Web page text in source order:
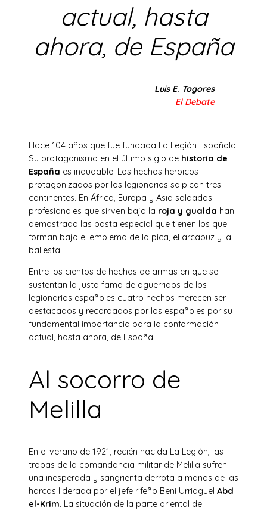
actual, hasta
ahora, de España
Luis E. Togores
El Debate
Hace 104 años que fue fundada La Legión Española.
Su protagonismo en el último siglo de historia de
España es indudable. Los hechos heroicos
protagonizados por los legionarios salpican tres
continentes. En África, Europa y Asia soldados
profesionales que sirven bajo la roja y gualda han
demostrado las pasta especial que tienen los que
forman bajo el emblema de la pica, el arcabuz y la
ballesta.
Entre los cientos de hechos de armas en que se
sustentan la justa fama de aguerridos de los
legionarios españoles cuatro hechos merecen ser
destacados y recordados por los españoles por su
fundamental importancia para la conformación
actual, hasta ahora, de España.
Al socorro de
Melilla
En el verano de 1921, recién nacida La Legión, las
tropas de la comandancia militar de Melilla sufren
una inesperada y sangrienta derrota a manos de las
harcas liderada por el jefe rifeño Beni Urriaguel Abd
el-Krim. La situación de la parte oriental del